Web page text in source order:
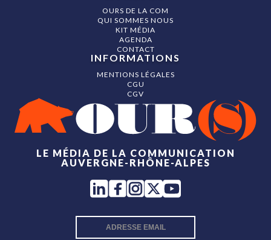
LE MÉDIA DE LA COMMUNICATION
AUVERGNE-RHÔNE-ALPES
OURS DE LA COM
QUI SOMMES NOUS
KIT MÉDIA
AGENDA
CONTACT
INFORMATIONS
MENTIONS LÉGALES
CGU
CGV